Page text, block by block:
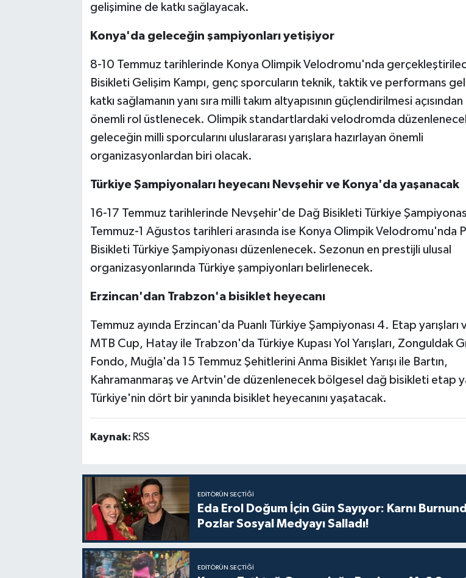
gelişimine de katkı sağlayacak.
Konya'da geleceğin şampiyonları yetişiyor
8-10 Temmuz tarihlerinde Konya Olimpik Velodromu'nda
Bisikleti Gelişim Kampı, genç sporcuların teknik, taktik ve performans
katkı sağlamanın yanı sıra milli takım altyapısının güçlendirilmesi
önemli rol üstlenecek. Olimpik standartlardaki velodromda
geleceğin milli sporcularını uluslararası yarışlara hazırlayan önemli
organizasyonlardan biri olacak.
Türkiye Şampiyonaları heyecanı Nevşehir ve Konya'da yaşanacak
16-17 Temmuz tarihlerinde Nevşehir'de Dağ Bisikleti Türkiye
Temmuz-1 Ağustos tarihleri arasında ise Konya Olimpik Velodromu'nda
Bisikleti Türkiye Şampiyonası düzenlenecek. Sezonun en prestijli ulusal
organizasyonlarında Türkiye şampiyonları belirlenecek.
Erzincan'dan Trabzon'a bisiklet heyecanı
Temmuz ayında Erzincan'da Puanlı Türkiye Şampiyonası 4. Etap yarışları
MTB Cup, Hatay ile Trabzon'da Türkiye Kupası Yol Yarışları, Zonguldak
Fondo, Muğla'da 15 Temmuz Şehitlerini Anma Bisiklet Yarışı ile Bartın,
Kahramanmaraş ve Artvin'de düzenlenecek bölgesel dağ bisikleti etap
Türkiye'nin dört bir yanında bisiklet heyecanını yaşatacak.
Kaynak: RSS
EDITÖRÜN SEÇTIĞI
Eda Erol Doğum İçin Gün Sayıyor: Karnı
Pozlar Sosyal Medyayı Salladı!
EDITÖRÜN SEÇTIĞI